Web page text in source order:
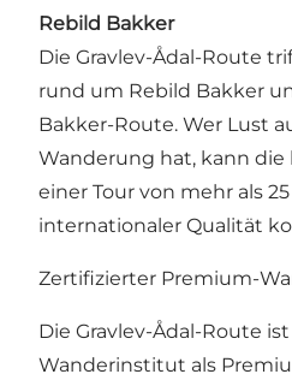
Rebild Bakker
Die Gravlev-Ådal-Route
rund um Rebild Bakker
Bakker-Route. Wer Lust
Wanderung hat, kann die
einer Tour von mehr als
internationaler Qualität
Zertifizierter Premium-
Die Gravlev-Ådal-Route
Wanderinstitut als